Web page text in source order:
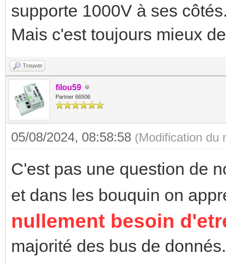
supporte 1000V à ses
Mais c'est toujours mieux
Trouver
filou59
Partner 66506
05/08/2024, 08:58:58 (Modification du
C'est pas une question de
et dans les bouquin on
nullement besoin
majorité des bus de donnés.